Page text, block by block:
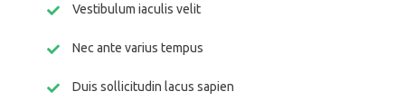
Vestibulum iaculis velit
Nec ante varius tempus
Duis sollicitudin lacus sapien